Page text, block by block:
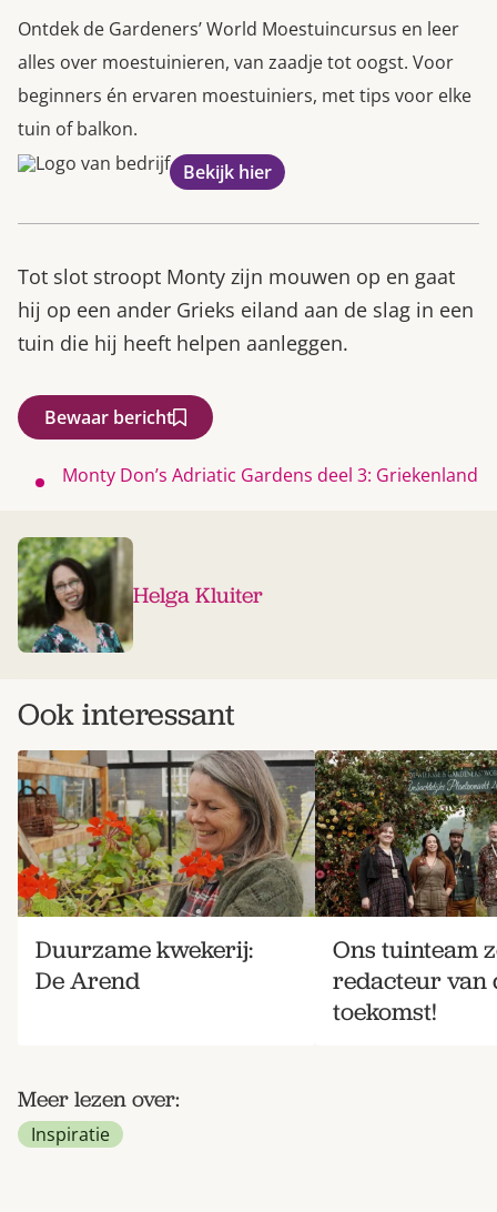
Ontdek de Gardeners’ World Moestuincursus en leer
alles over moestuinieren, van zaadje tot oogst. Voor
beginners én ervaren moestuiniers, met tips voor elke
tuin of balkon.
Bekijk hier
Tot slot stroopt Monty zijn mouwen op en gaat
hij op een ander Grieks eiland aan de slag in een
tuin die hij heeft helpen aanleggen.
Bewaar bericht
Monty Don’s Adriatic Gardens deel 3: Griekenland
Helga Kluiter
Ook interessant
Duurzame kwekerij:
De Arend
Ons tuinteam
redacteur van
toekomst!
Meer lezen over:
Inspiratie